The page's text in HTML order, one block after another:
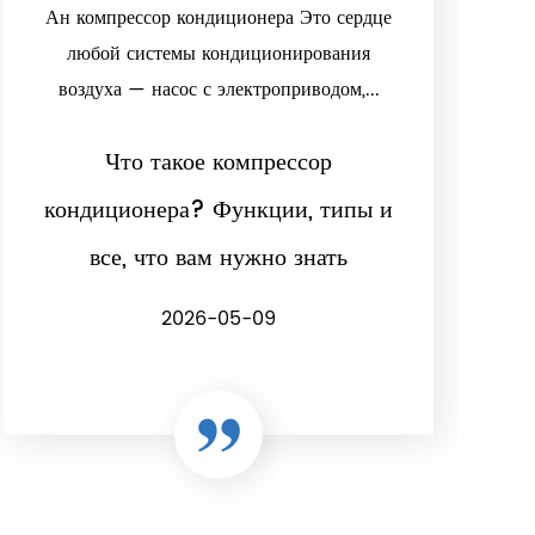
Ан компрессор кондиционера Это сердце
любой системы кондиционирования
воздуха — насос с электроприводом,...
Что такое компрессор
кондиционера? Функции, типы и
все, что вам нужно знать
2026-05-09